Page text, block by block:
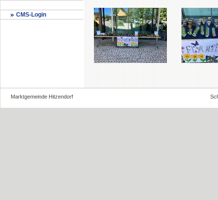
CMS-Login
Marktgemeinde Hitzendorf